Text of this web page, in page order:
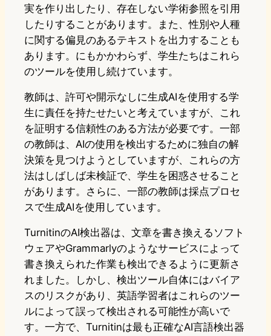
実を作り出したり、存在しない学術参照を引用
したりすることがあります。また、性別や人種
に関する偏見のあるテキストを出力することも
あります。にもかかわらず、学生たちはこれら
のツールを使用し続けています。
教師は、許可や開示なしに生成AIを使用する学
生に責任を持たせたいと考えていますが、これ
を証明する信頼性のある方法が必要です。一部
の教師は、AIの使用を検出するために独自の解
決策を見つけようとしていますが、これらの方
法はしばしば未検証で、学生を困惑させること
があります。さらに、一部の教師は採点プロセ
スで生成AIを使用しています。
TurnitinのAI検出器は、文章を書き換えるソフト
ウェアやGrammarlyのようなサービスによって
書き換えられた作業も検出できるように更新さ
れました。しかし、検出ツール自体にはバイア
スのリスクがあり、英語学習者はこれらのツー
ルによって誤って検出される可能性が高いで
す。一方で、Turnitinは最も正確なAI言語検出器